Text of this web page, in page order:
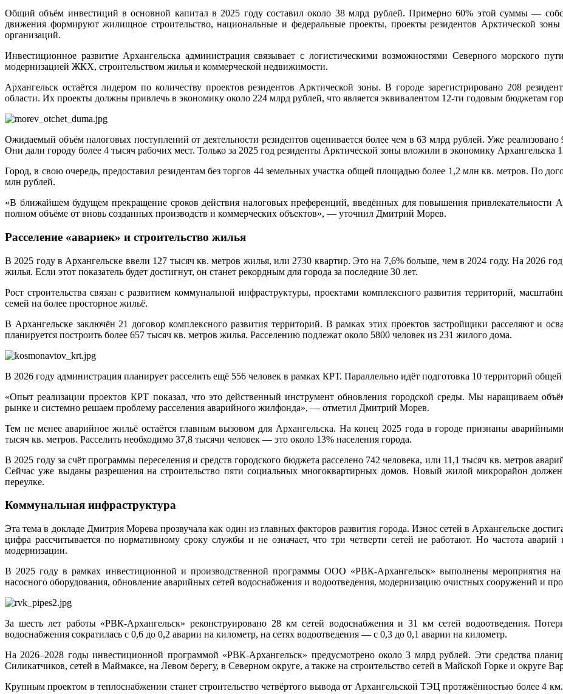
Общий объём инвестиций в основной капитал в 2025 году составил около 38 млрд рублей. Примерно 60% этой суммы —
движения формируют жилищное строительство, национальные и федеральные проекты, проекты резидентов Арктической
организаций.
Инвестиционное развитие Архангельска администрация связывает с логистическими возможностями Северного морского
модернизацией ЖКХ, строительством жилья и коммерческой недвижимости.
Архангельск остаётся лидером по количеству проектов резидентов Арктической зоны. В городе зарегистрировано 208
области. Их проекты должны привлечь в экономику около 224 млрд рублей, что является эквивалентом 12-ти годовым бюджетам
Ожидаемый объём налоговых поступлений от деятельности резидентов оценивается более чем в 63 млрд рублей. Уже
Они дали городу более 4 тысяч рабочих мест. Только за 2025 год резиденты Арктической зоны вложили в экономику Архангельска
Город, в свою очередь, предоставил резидентам без торгов 44 земельных участка общей площадью более 1,2 млн кв. метров. По
млн рублей.
«В ближайшем будущем прекращение сроков действия налоговых преференций, введённых для повышения привлекательности
полном объёме от вновь созданных производств и коммерческих объектов», — уточнил Дмитрий Морев.
Расселение «авариек» и строительство жилья
В 2025 году в Архангельске ввели 127 тысяч кв. метров жилья, или 2730 квартир. Это на 7,6% больше, чем в 2024 году. На 2026
жилья. Если этот показатель будет достигнут, он станет рекордным для города за последние 30 лет.
Рост строительства связан с развитием коммунальной инфраструктуры, проектами комплексного развития территорий,
семей на более просторное жильё.
В Архангельске заключён 21 договор комплексного развития территорий. В рамках этих проектов застройщики расселяют и
планируется построить более 657 тысяч кв. метров жилья. Расселению подлежат около 5800 человек из 231 жилого дома.
В 2026 году администрация планирует расселить ещё 556 человек в рамках КРТ. Параллельно идёт подготовка 10 территорий
«Опыт реализации проектов КРТ показал, что это действенный инструмент обновления городской среды. Мы наращиваем
рынке и системно решаем проблему расселения аварийного жилфонда», — отметил Дмитрий Морев.
Тем не менее аварийное жильё остаётся главным вызовом для Архангельска. На конец 2025 года в городе признаны
тысяч кв. метров. Расселить необходимо 37,8 тысячи человек — это около 13% населения города.
В 2025 году за счёт программы переселения и средств городского бюджета расселено 742 человека, или 11,1 тысяч кв. метров
Сейчас уже выданы разрешения на строительство пяти социальных многоквартирных домов. Новый жилой микрорайон
переулке.
Коммунальная инфраструктура
Эта тема в докладе Дмитрия Морева прозвучала как один из главных факторов развития города. Износ сетей в Архангельске
цифра рассчитывается по нормативному сроку службы и не означает, что три четверти сетей не работают. Но частота
модернизации.
В 2025 году в рамках инвестиционной и производственной программы ООО «РВК-Архангельск» выполнены мероприятия
насосного оборудования, обновление аварийных сетей водоснабжения и водоотведения, модернизацию очистных сооружений и
За шесть лет работы «РВК-Архангельск» реконструировано 28 км сетей водоснабжения и 31 км сетей водоотведения.
водоснабжения сократилась с 0,6 до 0,2 аварии на километр, на сетях водоотведения — с 0,3 до 0,1 аварии на километр.
На 2026–2028 годы инвестиционной программой «РВК-Архангельск» предусмотрено около 3 млрд рублей. Эти средства
Силикатчиков, сетей в Маймаксе, на Левом берегу, в Северном округе, а также на строительство сетей в Майской Горке и округе
Крупным проектом в теплоснабжении станет строительство четвёртого вывода от Архангельской ТЭЦ протяжённостью более 4